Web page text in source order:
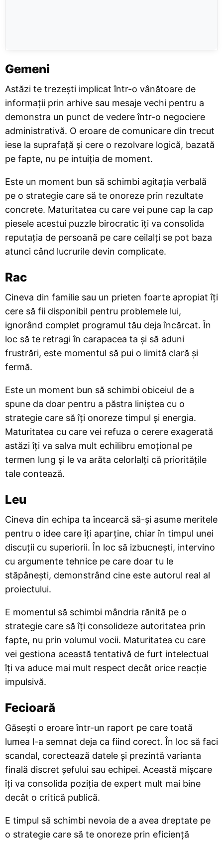
Gemeni
Astăzi te trezești implicat într-o vânătoare de
informații prin arhive sau mesaje vechi pentru a
demonstra un punct de vedere într-o negociere
administrativă. O eroare de comunicare din trecut
iese la suprafață și cere o rezolvare logică, bazată
pe fapte, nu pe intuiția de moment.
Este un moment bun să schimbi agitația verbală
pe o strategie care să te onoreze prin rezultate
concrete. Maturitatea cu care vei pune cap la cap
piesele acestui puzzle birocratic îți va consolida
reputația de persoană pe care ceilalți se pot baza
atunci când lucrurile devin complicate.
Rac
Cineva din familie sau un prieten foarte apropiat îți
cere să fii disponibil pentru problemele lui,
ignorând complet programul tău deja încărcat. În
loc să te retragi în carapacea ta și să aduni
frustrări, este momentul să pui o limită clară și
fermă.
Este un moment bun să schimbi obiceiul de a
spune da doar pentru a păstra liniștea cu o
strategie care să îți onoreze timpul și energia.
Maturitatea cu care vei refuza o cerere exagerată
astăzi îți va salva mult echilibru emoțional pe
termen lung și le va arăta celorlalți că prioritățile
tale contează.
Leu
Cineva din echipa ta încearcă să-și asume meritele
pentru o idee care îți aparține, chiar în timpul unei
discuții cu superiorii. În loc să izbucnești, intervino
cu argumente tehnice pe care doar tu le
stăpânești, demonstrând cine este autorul real al
proiectului.
E momentul să schimbi mândria rănită pe o
strategie care să îți consolideze autoritatea prin
fapte, nu prin volumul vocii. Maturitatea cu care
vei gestiona această tentativă de furt intelectual
îți va aduce mai mult respect decât orice reacție
impulsivă.
Fecioară
Găsești o eroare într-un raport pe care toată
lumea l-a semnat deja ca fiind corect. În loc să faci
scandal, corectează datele și prezintă varianta
finală discret șefului sau echipei. Această mișcare
îți va consolida poziția de expert mult mai bine
decât o critică publică.
E timpul să schimbi nevoia de a avea dreptate pe
o strategie care să te onoreze prin eficiență